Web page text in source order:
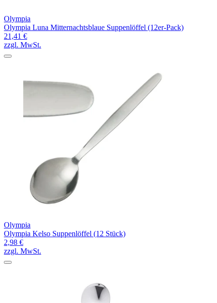
Olympia
Olympia Luna Mitternachtsblaue Suppenlöffel (12er-Pack)
21,41 €
zzgl. MwSt.
Olympia
Olympia Kelso Suppenlöffel (12 Stück)
2,98 €
zzgl. MwSt.